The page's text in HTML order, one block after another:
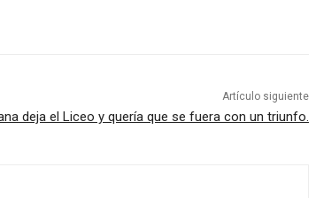
Artículo siguiente
deja el Liceo y quería que se fuera con un triunfo.